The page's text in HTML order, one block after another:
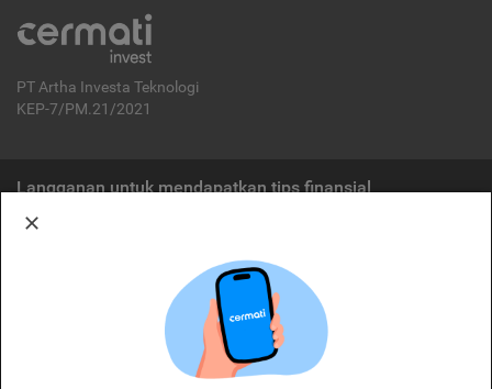
PT Artha Investa Teknologi
KEP-7/PM.21/2021
Langganan untuk mendapatkan tips finansial
Cermati merupakan penyelenggara agregasi jasa keuangan yang terdaftar di
OJK. Oleh karena itu, produk dan/atau layanan jasa keuangan yang
ditawarkan bukan merupakan produk dan/atau layanan jasa keuangan yang
diterbitkan oleh Cermati dan Cermati tidak bertanggung jawab atas tuntutan